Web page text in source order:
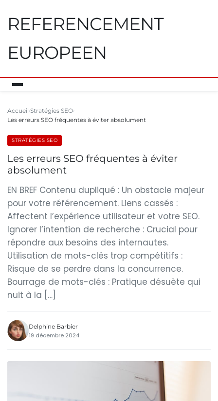
REFERENCEMENT
EUROPEEN
Accueil Stratégies SEO
Les erreurs SEO fréquentes à éviter absolument
STRATÉGIES SEO
Les erreurs SEO fréquentes à éviter
absolument
EN BREF Contenu dupliqué : Un obstacle majeur
pour votre référencement. Liens cassés :
Affectent l’expérience utilisateur et votre SEO.
Ignorer l’intention de recherche : Crucial pour
répondre aux besoins des internautes.
Utilisation de mots-clés trop compétitifs :
Risque de se perdre dans la concurrence.
Bourrage de mots-clés : Pratique désuète qui
nuit à la […]
Delphine Barbier
19 décembre 2024